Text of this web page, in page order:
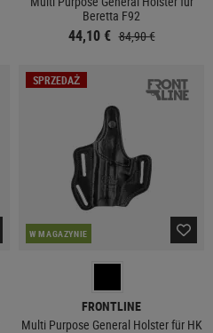
Beretta F92
44,10 € 84,90 €
SPRZEDAŻ
W MAGAZYNIE
FRONTLINE
Multi Purpose General Holster für HK